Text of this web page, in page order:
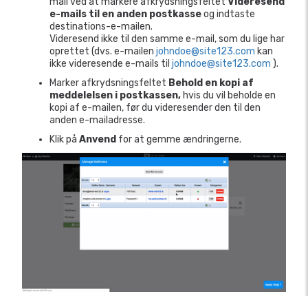
e-mails til en anden postkasseog indtaste
destinations-e-mailen.
Videresend ikke til den samme e-mail, som du lige har
oprettet (dvs. e-mailen johndoe@site123.com kan
ikke videresende e-mails til johndoe@site123.com ).
Marker afkrydsningsfeltet Behold en kopi af
meddelelsen i postkassen, hvis du vil beholde en
kopi af e-mailen, før du videresender den til den
anden e-mailadresse.
Klik på Anvend for at gemme ændringerne.